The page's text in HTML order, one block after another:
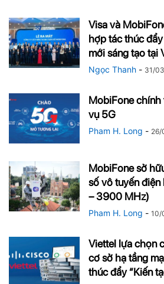
Visa và
hợp tác thúc
mới sáng tạo tại
Ngọc Thanh - 31/
MobiFone
vụ 5G
Pham H. Long - 26/
MobiFone sở
số vô tuyến
– 3900 MHz)
Pham H. Long - 10/
Viettel lựa chọn
cơ sở hạ tầng
thúc đẩy “Kiến